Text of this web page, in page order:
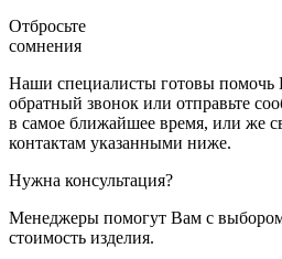
Отбросьте
сомнения
Наши специалисты готовы помочь
обратный звонок или отправьте
в самое ближайшее время, или же
контактам указанными ниже.
Нужна консультация?
Менеджеры помогут Вам с
стоимость изделия.